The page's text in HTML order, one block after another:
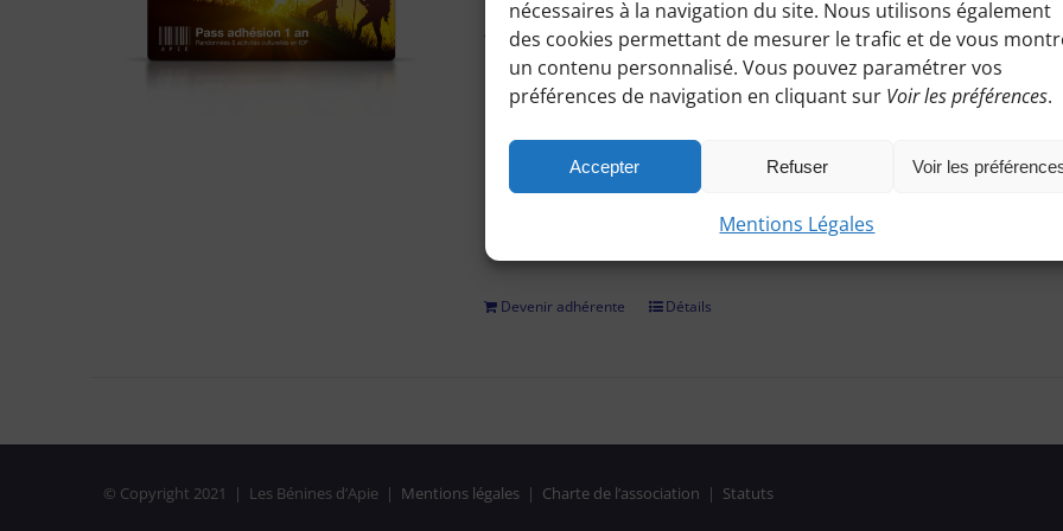
nécessaires à la navigation du site. Nous utilisons également
des cookies permettant de mesurer le trafic et de vous
un contenu personnalisé. Vous pouvez paramétrer vos
préférences de navigation en cliquant sur Voir les préférences.
Accepter Refuser Voir les
Mentions Légales
Accédez à toutes les informations pratiques de nos excursions du
horaires, conseils etc.), et participez à nos activités telles que des
Pour adhérer et faire vivre notre association, nous vous demandons
régler par chèque, virement bancaire (démarche à finaliser hors site,
adhésion confirmée, il vous suffira de vous identifier et de consulter le
privées réservées aux Bénines d'Apie. Vous pouvez aussi nous
Devenir adhérente Détails
© Copyright 2021 | Les Bénines d’Apie | Mentions légales| Charte de l’association | Statuts